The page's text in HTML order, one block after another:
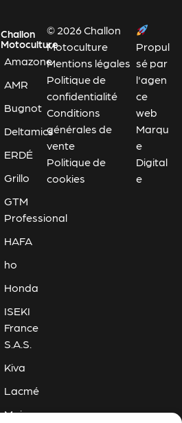
Challon
Motoculture
Amazone
AMR
Bugnot
Deltamics
ERDÉ
Grillo
GTM
Professional
HAFA
ho
Honda
ISEKI
France
S.A.S.
Kiva
Lacmé
Majar
© 2026 Challon
Motoculture
Mentions légales
Politique de
confidentialité
Conditions
générales de
vente
Politique de
cookies
Propul
sé par
l'agen
ce
web
Marqu
e
Digital
e